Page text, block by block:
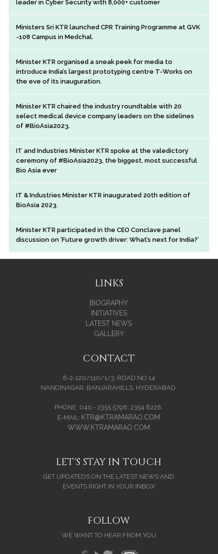
leader in Cyber Security with 8,000+ customer
Ministers Sri KTR launched CPR Training Programme at GVK
-108 Campus in Medchal.
Minister KTR organised a sneak peek for media to
introduce India’s largest prototyping centre T-Works on
the eve of its inauguration.
Minister KTR chaired the industry roundtable with 20
select medical device company leaders on the sidelines
of #BioAsia2023.
IT and Industries Minister KTR spoke at the valedictory
ceremony of #BioAsia2023, the biggest, most successful
Bio Asia ever
IT & Industries Minister KTR inaugurated 20th edition of
BioAsia 2023.
Minister KTR participated in the CEO Conclave panel
discussion on ‘Future growth driver: What’s next for India?’
LINKS
BIOGRAPHY
INITIATIVES
LATEST NEWS
GALLERY
CONTACT
8-2-120/110/1/3, ROAD NO.14
NANDINAGAR, BANJARAHILLS, HYDERABAD.
PHONE: 040 - 2355 5798, 2354 8228.
E-MAIL: KTR@KTRAMARAO.COM
WWW.KTRAMARAO.COM
LET'S STAY IN TOUCH
GET UPDATEDS ON THE LATEST NEWS AND
EVENTS RIGHT IN YOUR INBOX
FOLLOW
WE WANT TO HEAR FROM YOU